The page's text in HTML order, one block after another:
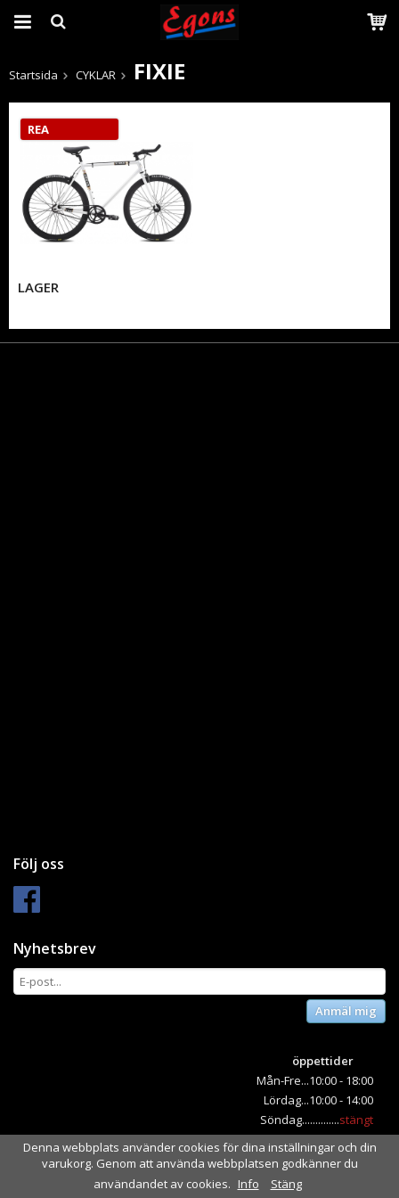
Produkten har blivit tillagd i varukorgen
Startsida CYKLAR FIXIE
REA
LAGER
Följ oss
Nyhetsbrev
Anmäl mig
öppettider
Mån-Fre...10:00 - 18:00
Lördag...10:00 - 14:00
Söndag..............stängt
Drift & produktion:Wikinggruppen
Denna webbplats använder cookies för dina inställningar och din
varukorg. Genom att använda webbplatsen godkänner du
användandet av cookies. Info Stäng